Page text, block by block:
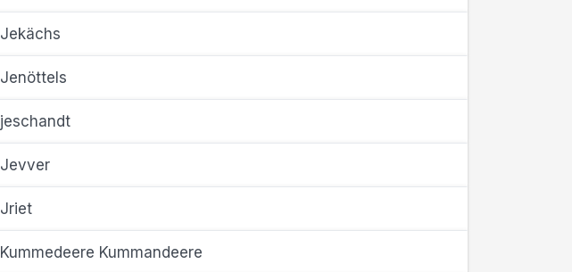
Jekächs
Jenöttels
jeschandt
Jevver
Jriet
Kummedeere Kummandeere